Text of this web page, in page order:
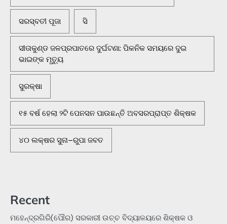
ସରସ୍ବତୀ ପୂଜା ସି
ସୀତାକୁଣ୍ଡ ଜଳପ୍ରପାତରେ ଦୁର୍ଘଟଣା: ପିକନିକ ସମୟରେ ଦୁଇ
ଭାଇଙ୍କ ମୃତ୍ୟୁ
ସୁରକ୍ଷା
୧୫ ବର୍ଷ ହେଲା ୨ଟି ପେନସନ ପାଉଛନ୍ତି ଅବସରପ୍ରାପ୍ତ ଶିକ୍ଷକ
୪୦ ଲକ୍ଷର ସୁନା–ରୁପା ଜବତ
Recent
ମହେନ୍ଦ୍ରଗିରି(ପୌର) ସରକାରୀ ଉଚ୍ଚ ବିଦ୍ୟାଳୟରେ ଶିକ୍ଷକ ଓ